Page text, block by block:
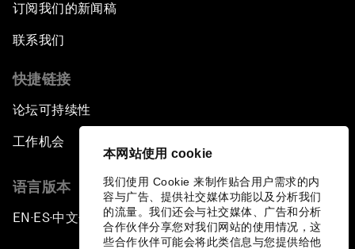
本网站使用 cookie
我们使用 Cookie 来制作贴合用户需求的内
容与广告、提供社交媒体功能以及分析我们
的流量。我们还会与社交媒体、广告和分析
合作伙伴分享您对我们网站的使用情况，这
些合作伙伴可能会将此类信息与您提供给他
订阅我们的新闻稿
联系我们
快捷链接
论坛可持续性
工作机会
语言版本
EN ▪ES▪中文▪ 日本語